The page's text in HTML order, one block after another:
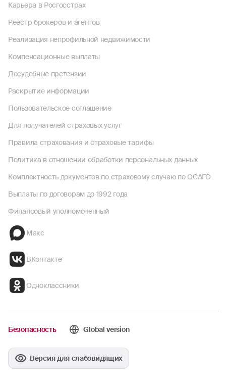
Карьера в Росгосстрах
Реестр брокеров и агентов
Реализация непрофильной недвижимости
Компенсационные выплаты
Досудебные претензии
Раскрытие информации
Пользовательское соглашение
Для получателей страховых услуг
Правила страхования и страховые тарифы
Политика в отношении обработки персональных данных
Комплектность документов по страховому случаю по ОСАГО
Выплаты по договорам до 1992 года
Финансовый уполномоченный
Макс
ВКонтакте
Одноклассники
Безопасность Global version
Версия для слабовидящих